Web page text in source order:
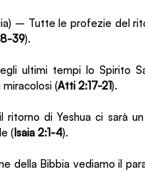
– Tutte le profezie del
39).
ultimi tempi lo Spirito
(Atti 2:17-21).
di Yeshua ci sarà
( Isaia 2:1-4).
della Bibbia vediamo il